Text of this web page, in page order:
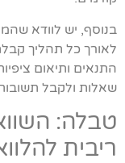
בנוסף, יש לוודא
לאורך כל תהליך
התנאים ותיאום
שאלות ולקבל
טבלה:
ריבית